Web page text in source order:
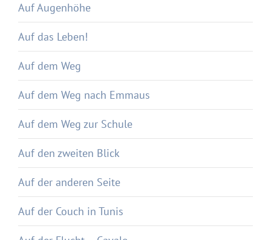
Auf Augenhöhe
Auf das Leben!
Auf dem Weg
Auf dem Weg nach Emmaus
Auf dem Weg zur Schule
Auf den zweiten Blick
Auf der anderen Seite
Auf der Couch in Tunis